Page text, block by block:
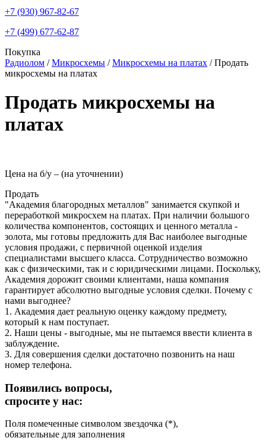
+7 (930) 967-82-67
+7 (499) 677-62-87
Покупка
Радиолом / Микросхемы / Микросхемы на платах / Продать
микросхемы на платах
Продать микросхемы на
платах
Цена на б/у – (на уточнении)
Продать
"Академия благородных металлов" занимается скупкой и
переработкой микросхем на платах. При наличии большого
количества компонентов, состоящих и ценного металла -
золота, мы готовы предложить для Вас наиболее выгодные
условия продажи, с первичной оценкой изделия
специалистами высшего класса. Сотрудничество возможно
как с физическими, так и с юридическими лицами. Поскольку,
Академия дорожит своими клиентами, наша компания
гарантирует абсолютно выгодные условия сделки. Почему с
нами выгоднее?
1. Академия дает реальную оценку каждому предмету,
который к нам поступает.
2. Наши цены - выгодные, мы не пытаемся ввести клиента в
заблуждение.
3. Для совершения сделки достаточно позвонить на наш
номер телефона.
Появились вопросы,
спросите у нас:
Поля помеченные символом звездочка (*),
обязательные для заполнения